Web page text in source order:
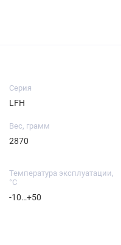
Серия
LFH
Вес, грамм
2870
Температура эксплуатации,
°C
-10…+50